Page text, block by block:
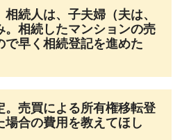
相続人は、子夫婦（夫は、
。相続したマンションの売
で早く相続登記を進めた
。売買による所有権移転登
場合の費用を教えてほし